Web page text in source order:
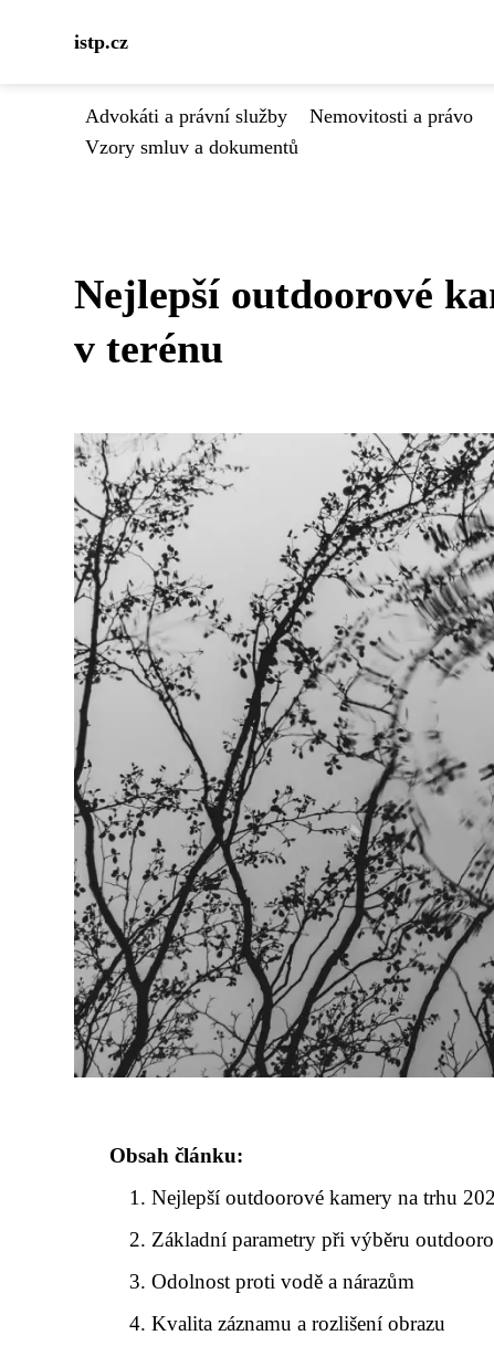
istp.cz
Advokáti a právní služby Nemovitosti a právo
Vzory smluv a dokumentů
Nejlepší outdoorové
v terénu
Obsah článku:
Nejlepší outdoorové kamery na trhu
Základní parametry při výběru
Odolnost proti vodě a nárazům
Kvalita záznamu a rozlišení obrazu